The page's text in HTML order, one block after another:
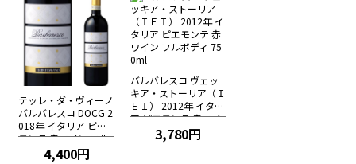
テッレ・ダ・ヴィーノ
バルバレスコ DOCG 2
018年 イタリア ピエ
モンテ 赤ワイン フル
ボディ 750ml
4,400円
バルバレスコ ヴェッ
キア・ストーリア（Ｉ
ＥＩ） 2012年 イタリ
ア ピエモンテ 赤ワイ
ン フルボディ 750ml
3,780円